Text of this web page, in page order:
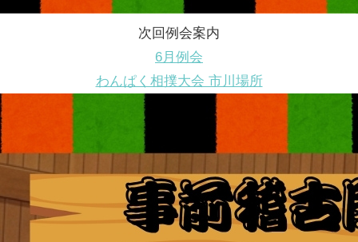
次回例会案内
6月例会
わんぱく相撲大会 市川場所